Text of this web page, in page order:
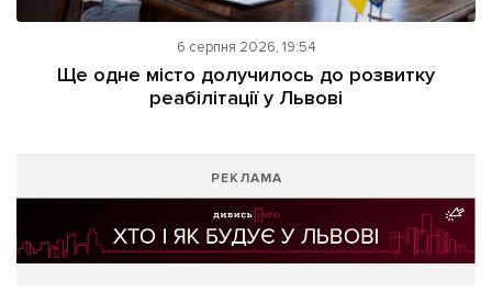
6 серпня 2026, 19:54
Ще одне місто долучилось до розвитку
реабілітації у Львові
РЕКЛАМА